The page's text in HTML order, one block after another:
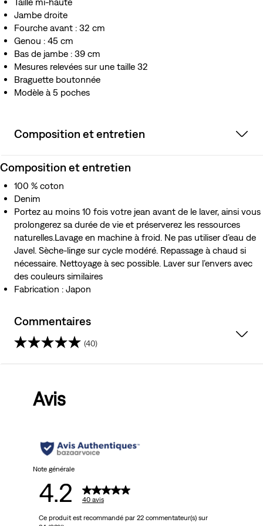
Jambe droite
Fourche avant : 32 cm
Genou : 45 cm
Bas de jambe : 39 cm
Mesures relevées sur une taille 32
Braguette boutonnée
Modèle à 5 poches
Composition et entretien
Composition et entretien
100 % coton
Denim
Portez au moins 10 fois votre jean avant de le laver, ainsi vous
prolongerez sa durée de vie et préserverez les ressources
naturelles.Lavage en machine à froid. Ne pas utiliser d’eau de
Javel. Sèche-linge sur cycle modéré. Repassage à chaud si
nécessaire. Nettoyage à sec possible. Laver sur l’envers avec
des couleurs similaires
Fabrication : Japon
Commentaires
(40)
avis
Avis
Note générale
4.2 40 avis
Ce produit est recommandé par 22 commentateur(s) sur